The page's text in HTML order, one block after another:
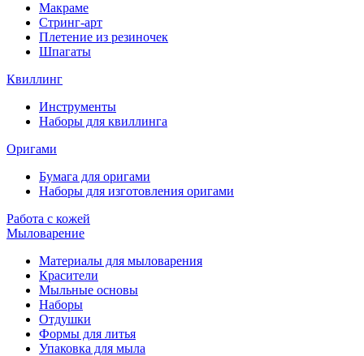
Макраме
Стринг-арт
Плетение из резиночек
Шпагаты
Квиллинг
Инструменты
Наборы для квиллинга
Оригами
Бумага для оригами
Наборы для изготовления оригами
Работа с кожей
Мыловарение
Материалы для мыловарения
Красители
Мыльные основы
Наборы
Отдушки
Формы для литья
Упаковка для мыла